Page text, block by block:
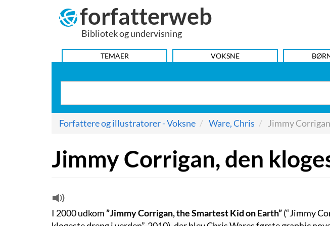
forfatterweb
Bibliotek og undervisning
HOVEDMENU
TEMAER VOKSNE
Forfattere og illustratorer - Voksne Ware, Chris Jimmy
Jimmy Corrigan, den
I 2000 udkom”Jimmy Corrigan, the Smartest Kid on Earth”(“Jimmy